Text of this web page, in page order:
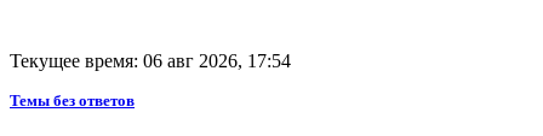
Текущее время: 06 авг 2026, 17:54
Темы без ответов